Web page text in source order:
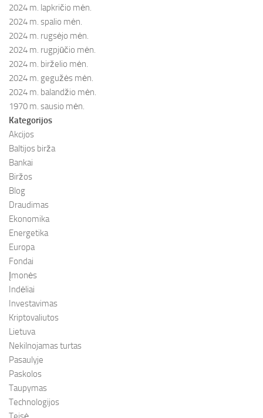
2024 m. lapkričio mėn.
2024 m. spalio mėn.
2024 m. rugsėjo mėn.
2024 m. rugpjūčio mėn.
2024 m. birželio mėn.
2024 m. gegužės mėn.
2024 m. balandžio mėn.
1970 m. sausio mėn.
Kategorijos
Akcijos
Baltijos birža
Bankai
Biržos
Blog
Draudimas
Ekonomika
Energetika
Europa
Fondai
Įmonės
Indėliai
Investavimas
Kriptovaliutos
Lietuva
Nekilnojamas turtas
Pasaulyje
Paskolos
Taupymas
Technologijos